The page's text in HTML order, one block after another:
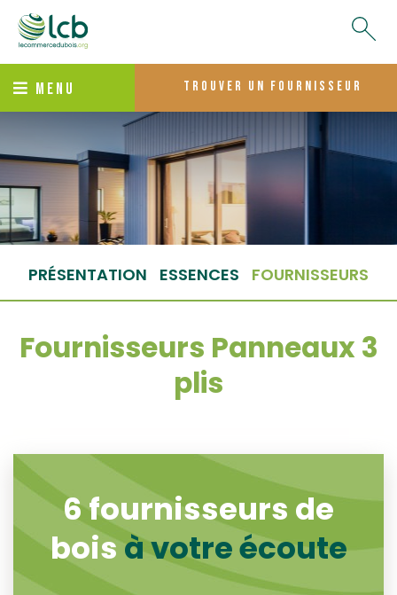
MENU trouver un fournisseur
PRÉSENTATION ESSENCES FOURNISSEURS
Fournisseurs Panneaux 3
plis
6fournisseurs de
boisà votre écoute